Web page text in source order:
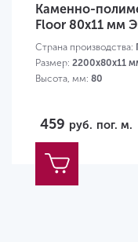
Каменно-
Floor 80х11 мм
Страна производства:
Размер: 2200х80х11
Высота, мм: 80
459 руб. пог. м.